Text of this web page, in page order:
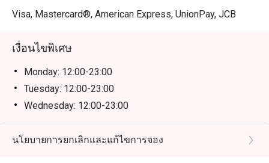
Visa, Mastercard®, American Express, UnionPay, JCB
เงื่อนไขพิเศษ
Monday: 12:00-23:00
Tuesday: 12:00-23:00
Wednesday: 12:00-23:00
Thursday: 12:00-23:00
Friday: 12:00-23:00
นโยบายการยกเลิกและแก้ไขการจอง